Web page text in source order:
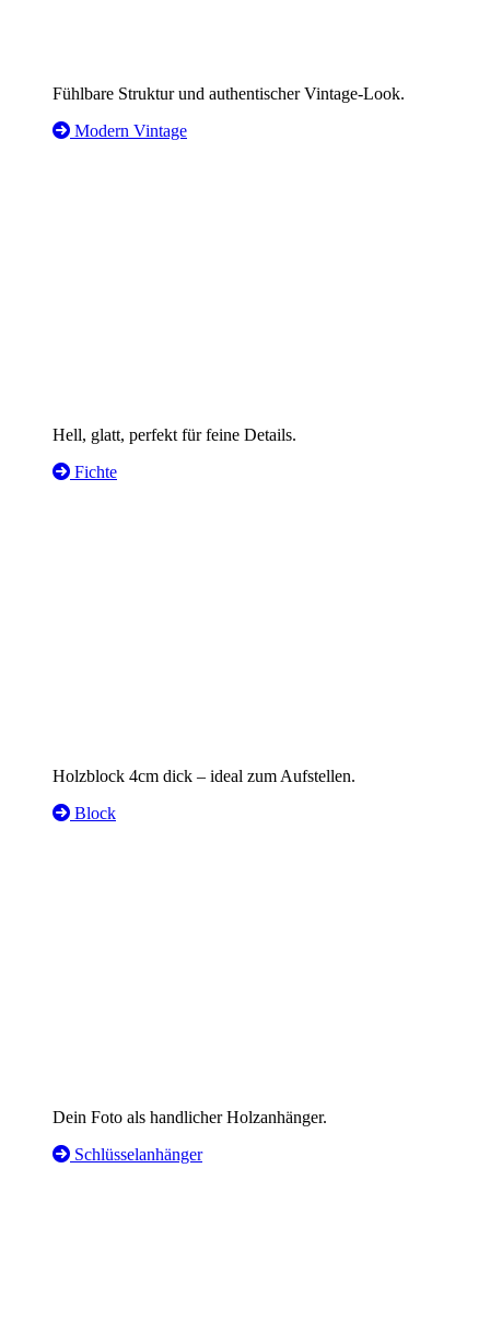
Fühlbare Struktur und authentischer Vintage-Look.
Modern Vintage
Hell, glatt, perfekt für feine Details.
Fichte
Holzblock 4cm dick – ideal zum Aufstellen.
Block
Dein Foto als handlicher Holzanhänger.
Schlüsselanhänger